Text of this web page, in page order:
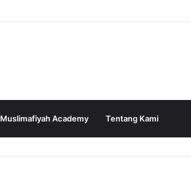
Muslimafiyah Academy Tentang Kami